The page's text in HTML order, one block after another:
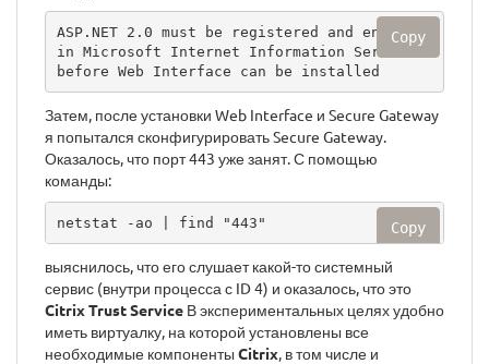
ASP.NET 2.0 must be registered and enabled
in Microsoft Internet Information Services
before Web Interface can be installed
Copy
Затем, после установки Web Interface и Secure Gateway
я попытался сконфигурировать Secure Gateway.
Оказалось, что порт 443 уже занят. С помощью
команды:
netstat -ao | find "443" Copy
выяснилось, что его слушает какой-то системный
сервис (внутри процесса с ID 4) и оказалось, что это
Citrix Trust Service В экспериментальных целях удобно
иметь виртуалку, на которой установлены все
необходимые компоненты Citrix, в том числе и